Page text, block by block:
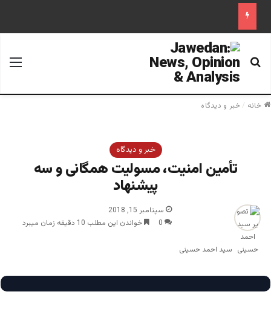
جستجو برای
خانه /خبر و دیدگاه
خبر و دیدگاه
تأمین امنیت، مسولیت همگانی و سه
پیشنهاد
سید احمد حسینی
سپتامبر 15, 2018
0
خواندن این مطلب 10 دقیقه زمان میبرد